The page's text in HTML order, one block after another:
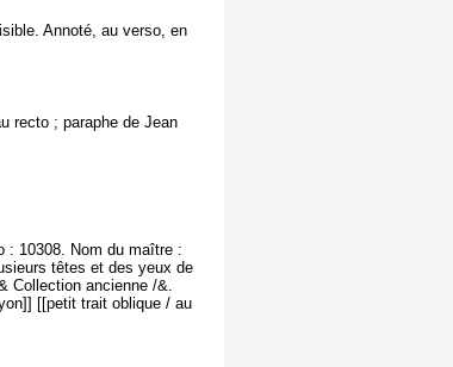
Annoté, au verso, en
recto ; paraphe de Jean
: 10308. Nom du maître :
têtes et des yeux de
Collection ancienne /&.
[[petit trait oblique / au